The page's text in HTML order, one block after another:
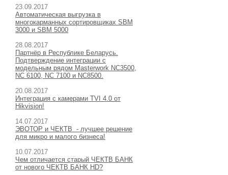
23.09.2017
Автоматическая выгрузка в
многокарманных сортировщиках SBM
3000 и SBM 5000
28.08.2017
Партнёр в Республике Беларусь.
Подтверждение интеграции с
модельным рядом Masterwork NC3500,
NC 6100, NC 7100 и NC8500.
20.08.2017
Интеграция с камерами TVI 4.0 от
Hikvision!
14.07.2017
ЭВОТОР и ЧЕКТВ - лучшее решение
для микро и малого бизнеса!
10.07.2017
Чем отличается старый ЧЕКТВ БАНК
от нового ЧЕКТВ БАНК HD?